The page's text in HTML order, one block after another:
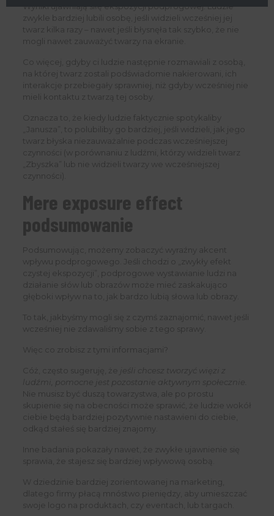
Wyniki ujawniają siłę ekspozycji podprogowej. Ludzie
zwykle bardziej lubili osobę, jeśli widzieli wcześniej jej
twarz kilka razy – nawet jeśli błysnęła tak szybko, że nie
mogli nawet zauważyć twarzy na ekranie.
Co więcej, gdyby ci ludzie następnie rozmawiali z osobą,
na której twarz zostali podświadomie nakierowani, ich
interakcje przebiegały sprawniej, niż gdyby wcześniej nie
mieli kontaktu z twarzą tej osoby.
Oznacza to, że kiedy ludzie faktycznie spotykaliby
„Janusza”, to polubiliby go bardziej, jeśli widzieli, jak jego
twarz błyska niezauważalnie podczas wcześniejszej
czynności (w porównaniu z ludźmi, którzy widzieli twarz
„Zbyszka” lub nie widzieli twarzy we wcześniejszej
czynności).
Mere exposure effect
podsumowanie
Podsumowując, możemy zobaczyć wyraźny akcent
wpływu podprogowego. Jeśli chodzi o „zwykły efekt
czystej ekspozycji”, podprogowe wystawianie ludzi na
działanie słów lub obrazów może mieć zaskakująco
głęboki wpływ na to, jak bardzo lubią słowa lub obrazy.
To tak, jakbyśmy mogli się z czymś zaznajomić, nawet jeśli
wcześniej nie zdawaliśmy sobie z tego sprawy.
Więc co zrobisz z tymi informacjami?
Cóż, często sugeruję, że
jeśli chcesz tworzyć więzi z
ludźmi, pomocne jest pozostanie aktywnym społecznie.
Nie musisz być duszą towarzystwa, ale po prostu
skupienie się na obecności może sprawić, że ludzie wokół
ciebie będą bardziej pozytywnie nastawieni do ciebie,
odkąd stałeś się bardziej znajomy.
Inne badania pokazały nawet, że zwykłe ujawnienie się
sprawia, że ​​stajesz się bardziej wpływową osobą.
W dziedzinie bardziej zorientowanej na marketing,
dlatego firmy płacą mnóstwo pieniędzy, aby umieszczać
swoje logo na produktach, czy eventach, lub targach.